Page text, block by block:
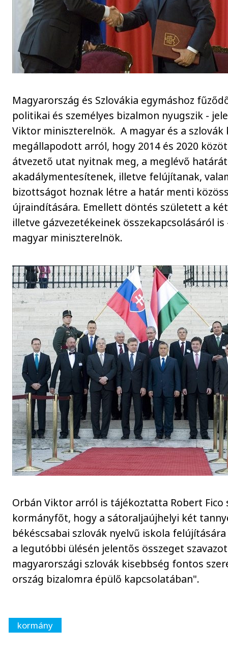
Magyarország és Szlovákia egymáshoz
politikai és személyes bizalmon nyugszik -
Viktor miniszterelnök. A magyar és a szlovák
megállapodott arról, hogy 2014 és 2020
átvezető utat nyitnak meg, a meglévő
akadálymentesítenek, illetve felújítanak,
bizottságot hoznak létre a határ menti
újraindítására. Emellett döntés született a
illetve gázvezetékeinek összekapcsolásáról
magyar miniszterelnök.
Orbán Viktor arról is tájékoztatta Robert Fico
kormányfőt, hogy a sátoraljaújhelyi két
békéscsabai szlovák nyelvű iskola
a legutóbbi ülésén jelentős összeget
magyarországi szlovák kisebbség fontos
ország bizalomra épülő kapcsolatában".
kormány